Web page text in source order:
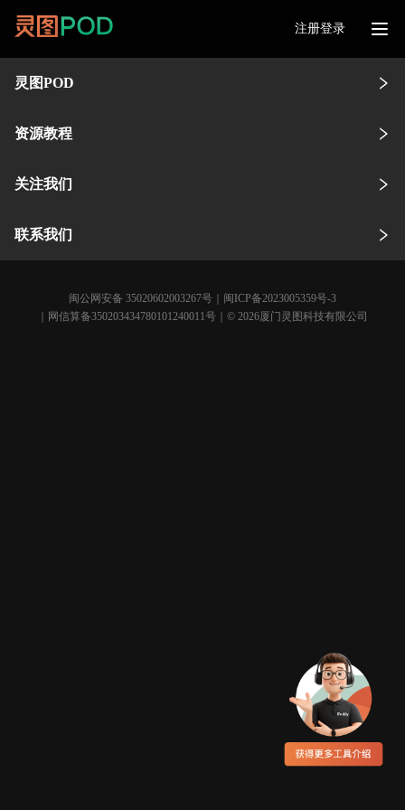
注册登录
灵图POD
资源教程
关注我们
联系我们
闽公网安备 35020602003267号
闽ICP备2023005359号-3
｜网信算备350203434780101240011号｜© 2026厦门灵图科技有限公司